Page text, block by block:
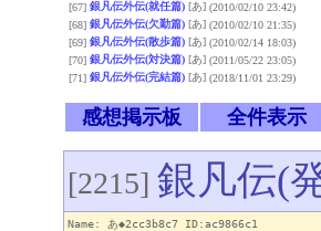
[67] 銀凡伝外伝(就任篇) [あ] (2010/02/10 23:42)
[68] 銀凡伝外伝(欠勤篇) [あ] (2010/02/10 21:35)
[69] 銀凡伝外伝(散歩篇) [あ] (2010/02/14 18:03)
[70] 銀凡伝外伝(対決篇) [あ] (2011/05/22 23:05)
[71] 銀凡伝外伝(完結篇) [あ] (2018/11/01 23:29)
感想掲示板 全件表示
[2215] 銀凡伝(
Name: あ◆2cc3b8c7 ID:ac9866c1